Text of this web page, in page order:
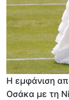
Η εμφάνιση
Οσάκα με τη